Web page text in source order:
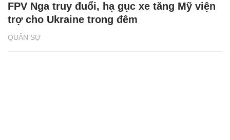
QUÂN SỰ
FPV Nga truy đuổi, hạ gục xe tăng Mỹ viện
trợ cho Ukraine trong đêm